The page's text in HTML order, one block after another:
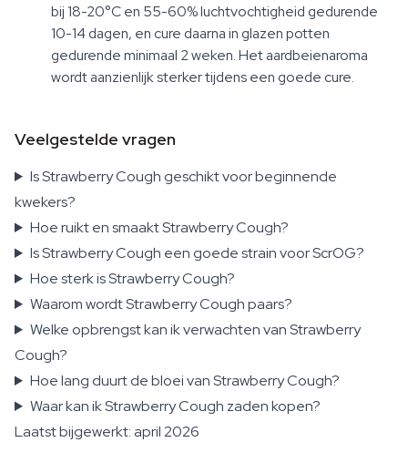
bij 18-20°C en 55-60% luchtvochtigheid gedurende
10-14 dagen, en cure daarna in glazen potten
gedurende minimaal 2 weken. Het aardbeienaroma
wordt aanzienlijk sterker tijdens een goede cure.
Veelgestelde vragen
Is Strawberry Cough geschikt voor beginnende
kwekers?
Hoe ruikt en smaakt Strawberry Cough?
Is Strawberry Cough een goede strain voor ScrOG?
Hoe sterk is Strawberry Cough?
Waarom wordt Strawberry Cough paars?
Welke opbrengst kan ik verwachten van Strawberry
Cough?
Hoe lang duurt de bloei van Strawberry Cough?
Waar kan ik Strawberry Cough zaden kopen?
Laatst bijgewerkt: april 2026